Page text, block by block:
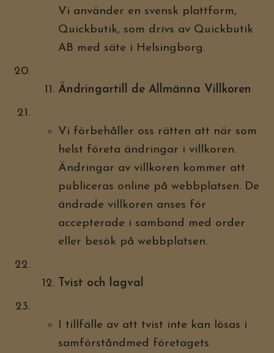
Vi använder en svensk plattform,
Quickbutik, som drivs av Quickbutik
AB med säte i Helsingborg.
Ändringartill de Allmänna Villkoren
Vi förbehåller oss rätten att när som
helst företa ändringar i villkoren.
Ändringar av villkoren kommer att
publiceras online på webbplatsen. De
ändrade villkoren anses för
accepterade i samband med order
eller besök på webbplatsen.
Tvist och lagval
I tillfälle av att tvist inte kan lösas i
samförståndmed företagets